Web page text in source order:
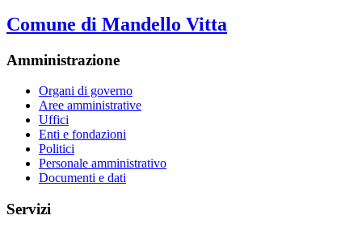
Comune di Mandello Vitta
Amministrazione
Organi di governo
Aree amministrative
Uffici
Enti e fondazioni
Politici
Personale amministrativo
Documenti e dati
Servizi